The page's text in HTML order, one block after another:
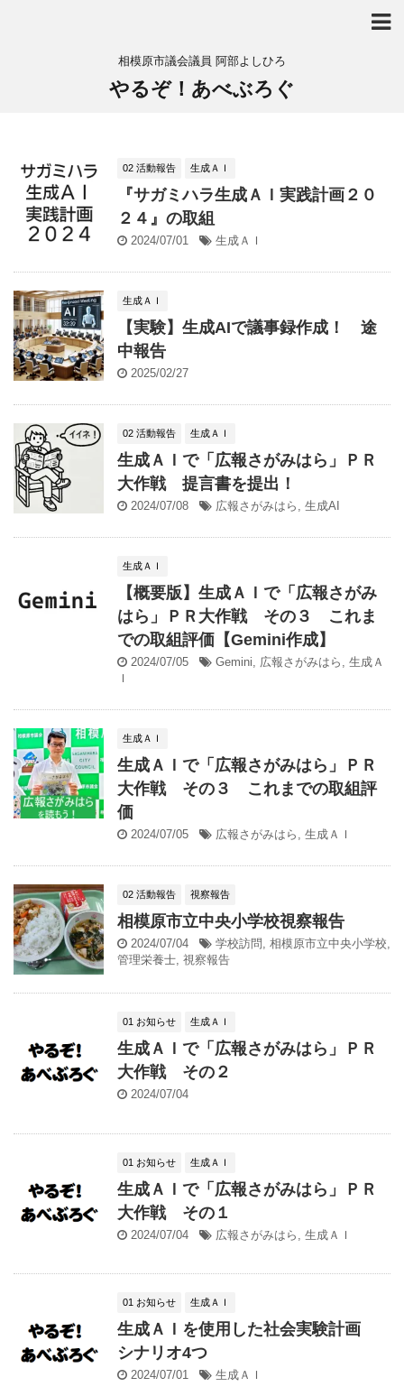
相模原市議会議員 阿部よしひろ
やるぞ！あべぶろぐ
02 活動報告 生成ＡＩ
『サガミハラ生成ＡＩ実践計画２０
２４』の取組
2024/07/01 生成ＡＩ
生成ＡＩ
【実験】生成AIで議事録作成！ 途
中報告
2025/02/27
02 活動報告 生成ＡＩ
生成ＡＩで「広報さがみはら」ＰＲ
大作戦 提言書を提出！
2024/07/08 広報さがみはら , 生成AI
生成ＡＩ
【概要版】生成ＡＩで「広報さがみ
はら」ＰＲ大作戦 その３ これま
での取組評価【Gemini作成】
2024/07/05 Gemini, 広報さがみはら , 生成Ａ
Ｉ
生成ＡＩ
生成ＡＩで「広報さがみはら」ＰＲ
大作戦 その３ これまでの取組評
価
2024/07/05 広報さがみはら , 生成ＡＩ
02 活動報告 視察報告
相模原市立中央小学校視察報告
2024/07/04 学校訪問 , 相模原市立中央小学校,
管理栄養士, 視察報告
01 お知らせ 生成ＡＩ
生成ＡＩで「広報さがみはら」ＰＲ
大作戦 その２
2024/07/04
01 お知らせ 生成ＡＩ
生成ＡＩで「広報さがみはら」ＰＲ
大作戦 その１
2024/07/04 広報さがみはら 生成ＡＩ
01 お知らせ 生成ＡＩ
生成ＡＩを使用した社会実験計画
シナリオ4つ
2024/07/01 生成ＡＩ